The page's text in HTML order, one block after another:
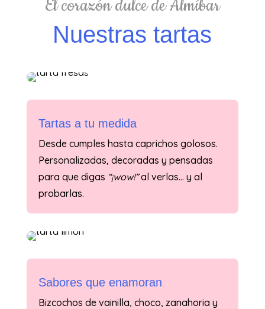
El corazón dulce de Almíbar
Nuestras tartas
Tartas a tu medida
Desde cumples hasta caprichos golosos.
Personalizadas, decoradas y pensadas
para que digas “¡wow!”al verlas… y al
probarlas.
Sabores que enamoran
Bizcochos de vainilla, choco, zanahoria y